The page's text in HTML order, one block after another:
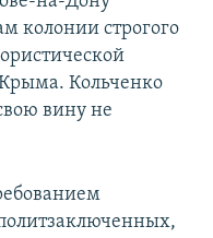
колонии строгого
Кольченко
вину не